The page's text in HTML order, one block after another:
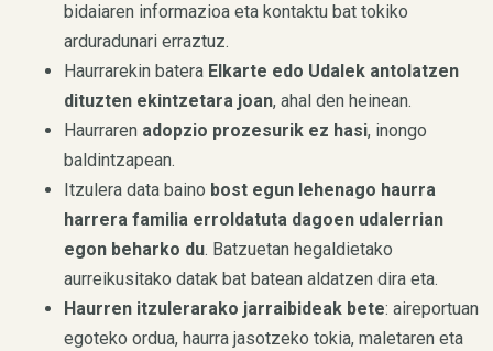
bidaiaren informazioa eta kontaktu bat tokiko
arduradunari erraztuz.
Haurrarekin batera Elkarte edo Udalek antolatzen
dituzten ekintzetara joan, ahal den heinean.
Haurraren adopzio prozesurik ez hasi, inongo
baldintzapean.
Itzulera data baino bost egun lehenago haurra
harrera familia erroldatuta dagoen udalerrian
egon beharko du. Batzuetan hegaldietako
aurreikusitako datak bat batean aldatzen dira eta.
Haurren itzulerarako jarraibideak bete: aireportuan
egoteko ordua, haurra jasotzeko tokia, maletaren eta